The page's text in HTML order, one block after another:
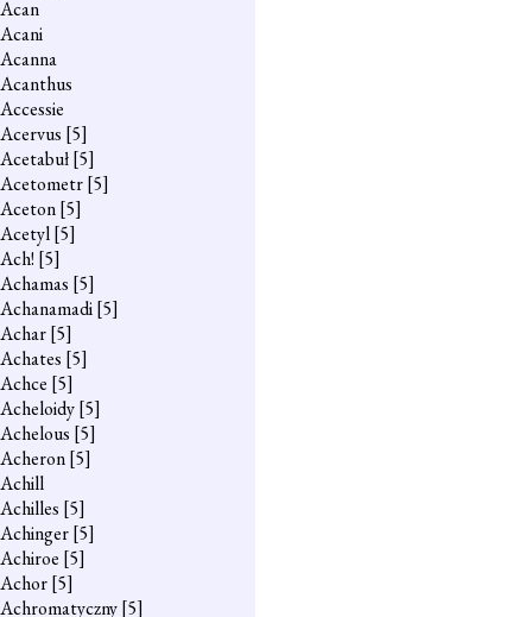
Acan
Acani
Acanna
Acanthus
Accessie
Acervus [5]
Acetabuł[5]
Acetometr[5]
Aceton[5]
Acetyl[5]
Ach! [5]
Achamas [5]
Achanamadi[5]
Achar[5]
Achates [5]
Achce [5]
Acheloidy[5]
Achelous [5]
Acheron[5]
Achill
Achilles [5]
Achinger[5]
Achiroe [5]
Achor[5]
Achromatyczny[5]